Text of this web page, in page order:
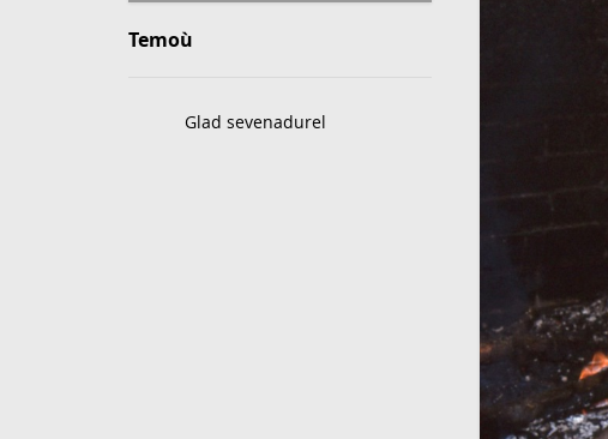
Temoù
Glad sevenadurel